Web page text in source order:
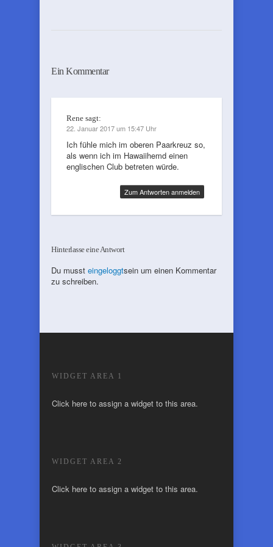
Ein Kommentar
Rene sagt:
22. Januar 2017 um 15:47 Uhr
Ich fühle mich im oberen Paarkreuz so,
als wenn ich im Hawaiihemd einen
englischen Club betreten würde.
Zum Antworten anmelden
Hinterlasse eine Antwort
Du musst eingeloggtsein um einen Kommentar
zu schreiben.
WIDGET AREA 1
Click here to assign a widget to this area.
WIDGET AREA 2
Click here to assign a widget to this area.